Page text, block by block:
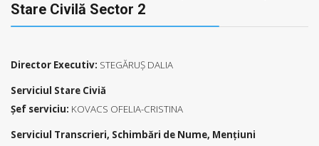
Stare Civilă Sector 2
Director Executiv: STEGĂRUŞ DALIA
Serviciul Stare Civiă
Şef serviciu: KOVACS OFELIA-CRISTINA
Serviciul Transcrieri, Schimbări de Nume, Menţiuni